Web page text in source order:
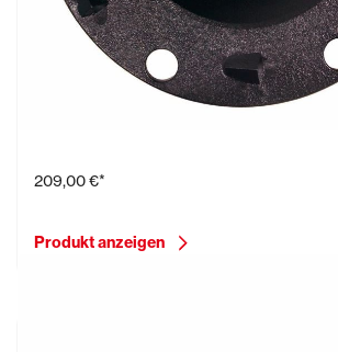
PKD-Schleifteller, 6 PKD-Segmente Ø
209,00 €*
Produkt anzeigen